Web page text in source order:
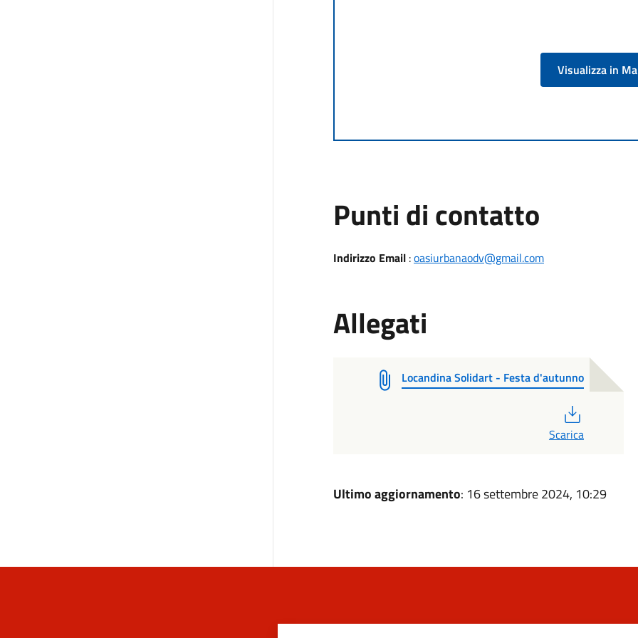
Visualizza in
Punti di contatto
Indirizzo Email:oasiurbanaodv@gmail.com
Allegati
Locandina Solidart - Festa d'autunno
Scarica
Ultimo aggiornamento: 16 settembre 2024, 10:29